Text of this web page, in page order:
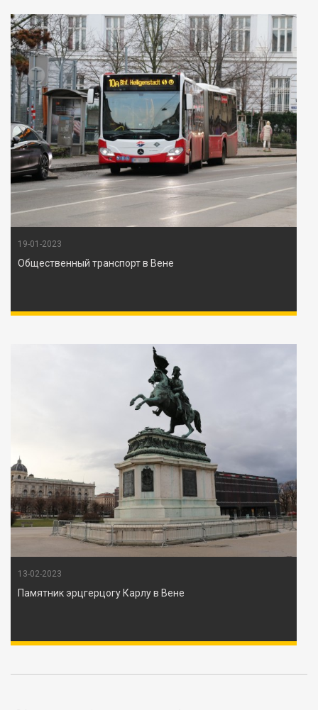
19-01-2023
Общественный транспорт в Вене
13-02-2023
Памятник эрцгерцогу Карлу в Вене